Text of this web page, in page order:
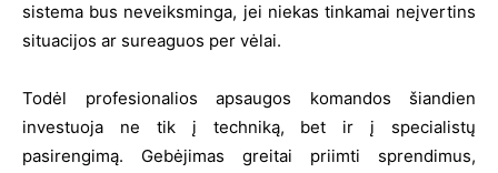
sistema bus neveiksminga, jei niekas tinkamai neįvertins
situacijos ar sureaguos per vėlai.
Todėl profesionalios apsaugos komandos šiandien
investuoja ne tik į techniką, bet ir į specialistų
pasirengimą. Gebėjimas greitai priimti sprendimus,